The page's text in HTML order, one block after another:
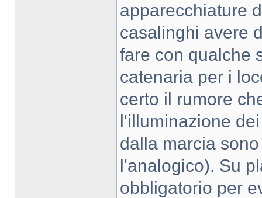
apparecchiature
casalinghi avere
fare con qualche
catenaria per i
certo il rumore
l'illuminazione
dalla marcia
l'analogico). Su
obbligatorio per